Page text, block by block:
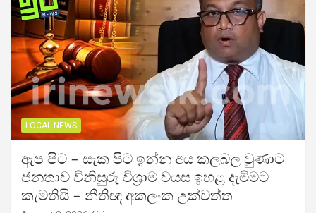
LOCAL NEWS
ඇප පිට – සැක පිට ඉන්න අය කල­බල වුණාට
ජන­තාව විනිසුරු විශ්‍රාම වයස ඉහළ දැමීමට
කැමතියි – නීතිඥ අක­ලංක උක්වත්ත